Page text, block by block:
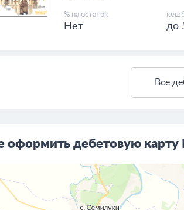
% на остаток
Нет до
Все
оформить дебетовую